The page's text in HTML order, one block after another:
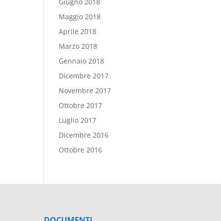
Maggio 2018
Aprile 2018
Marzo 2018
Gennaio 2018
Dicembre 2017
Novembre 2017
Ottobre 2017
Luglio 2017
Dicembre 2016
Ottobre 2016